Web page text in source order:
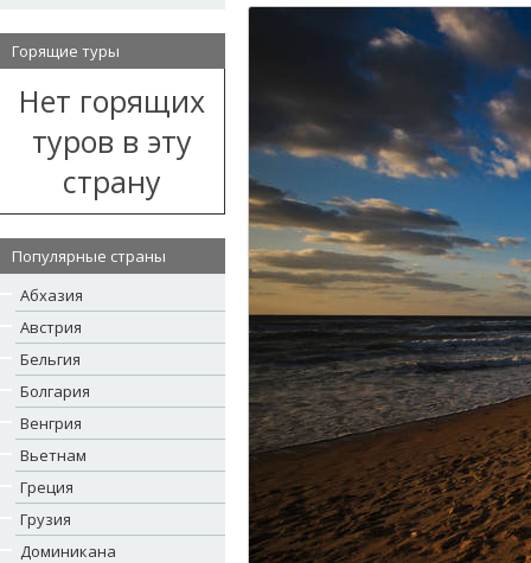
Горящие туры
Нет горящих
туров в эту
страну
Популярные страны
Абхазия
Австрия
Бельгия
Болгария
Венгрия
Вьетнам
Греция
Грузия
Доминикана